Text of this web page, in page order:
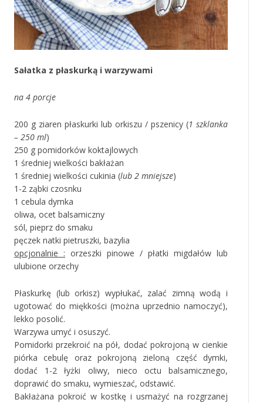
Sałatka z płaskurką i warzywami
na 4 porcje
200 g ziaren płaskurki lub orkiszu / pszenicy (1 szklanka
– 250 ml)
250 g pomidorków koktajlowych
1 średniej wielkości bakłażan
1 średniej wielkości cukinia (lub 2 mniejsze)
1-2 ząbki czosnku
1 cebula dymka
oliwa, ocet balsamiczny
sól, pieprz do smaku
pęczek natki pietruszki, bazylia
opcjonalnie : orzeszki pinowe / płatki migdałów lub
ulubione orzechy
Płaskurkę (lub orkisz) wypłukać, zalać zimną wodą i
ugotować do miękkości (można uprzednio namoczyć),
lekko posolić.
Warzywa umyć i osuszyć.
Pomidorki przekroić na pół, dodać pokrojoną w cienkie
piórka cebulę oraz pokrojoną zieloną część dymki,
dodać 1-2 łyżki oliwy, nieco octu balsamicznego,
doprawić do smaku, wymieszać, odstawić.
Bakłażana pokroić w kostkę i usmażyć na rozgrzanej